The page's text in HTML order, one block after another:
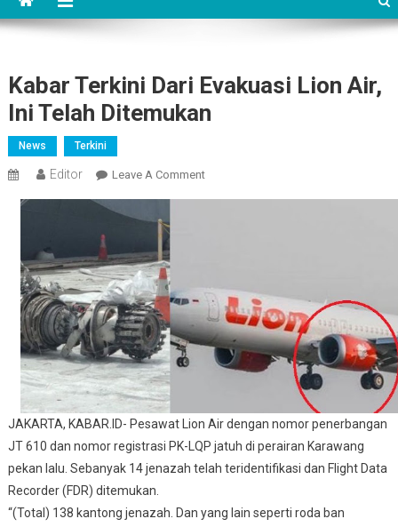
Kabar Terkini Dari Evakuasi Lion Air,
Ini Telah Ditemukan
News Terkini
Editor Leave A CommentOn
Air,
Ini
Telah
Ditemukan
JAKARTA, KABAR.ID- Pesawat Lion Air dengan nomor penerbangan
JT 610 dan nomor registrasi PK-LQP jatuh di perairan Karawang
pekan lalu. Sebanyak 14 jenazah telah teridentifikasi dan Flight Data
Recorder (FDR) ditemukan.
“(Total) 138 kantong jenazah. Dan yang lain seperti roda ban